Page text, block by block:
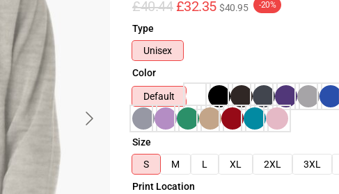
£40.44 £32.35 $40.95 -20%
Type
Unisex
Color
Default
Size
S
M L XL 2XL 3XL
Print Location